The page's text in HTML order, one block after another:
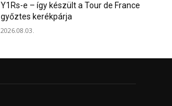
Y1Rs-e – így készült a Tour de France
győztes kerékpárja
2026.08.03.